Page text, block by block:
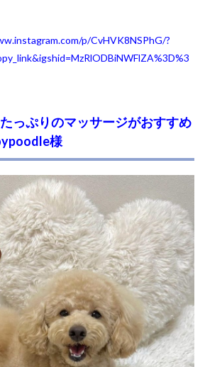
p/CvHVK8NSPhG/?
っぷりのマッサージがおすすめ
様